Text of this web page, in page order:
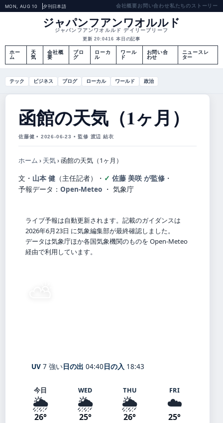
MON, AUG 10 夕刊日本語 会社概要お問い合わせ私たちのストーリー
ジャパンフアンワオルルド
ジャパンフアンワオルルド デイリーブリーフ
更新 20:0416 本日の記事
ホー
ム
天
気
会社概
要
ブロ
グ
ローカ
ル
ワール
ド
お問い合
わせ
ニュースレ
ター
テック ビジネス ブログ ローカル ワールド 政治
函館の天気（1ヶ月）
佐藤健 • 2026-06-23 • 監修 渡辺 結衣
ホーム › 天気›函館の天気（1ヶ月）
文・ 山本 健 （主任記者） ・ 佐藤 美咲 が監修 ・
予報データ： Open-Meteo ・ 気象庁
ライブ予報は自動更新されます。記載のガイダンスは
2026年6月23日 に気象編集部が最終確認しました。
データは気象庁ほか各国気象機関のものを Open-Meteo
経由で利用しています。
UV 7 強い日の出 04:40日の入 18:43
今日
🌦️
26°
WED
🌦️
25°
THU
🌦️
26°
FRI
☁️
25°